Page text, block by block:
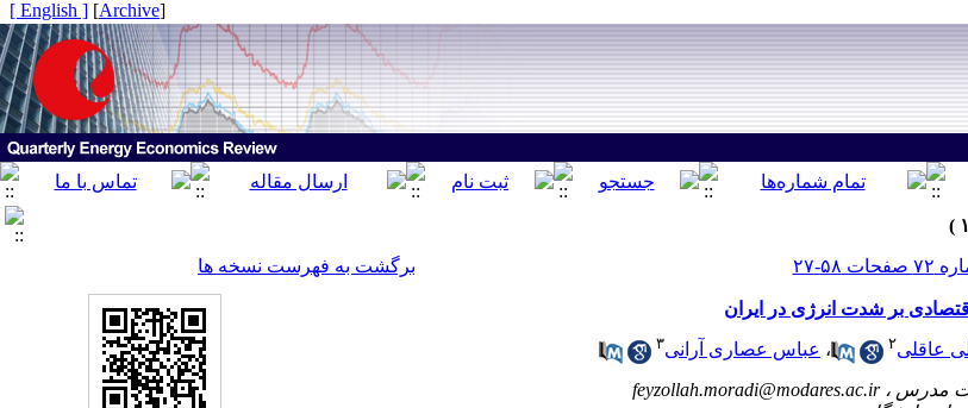
[
Archive
]
[ English ]
برگشت به فهرست نسخه ها
بر شدت انرژی در ایران
عاقلی۲ ، عباس عصاری آرانی۳
feyzollah.moradi@modares.ac.ir